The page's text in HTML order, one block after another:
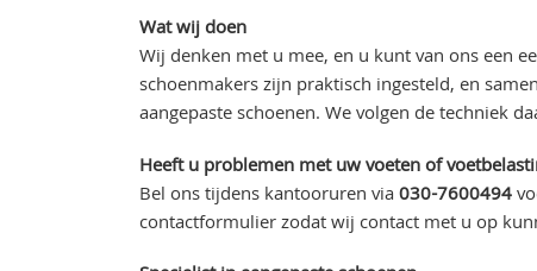
Wat wij doen
Wij denken met u mee, en u kunt van ons een
schoenmakers zijn praktisch ingesteld, en
aangepaste schoenen. We volgen de techniek
Heeft u problemen met uw voeten of
Bel ons tijdens kantooruren via030-7600494
contactformulier zodat wij contact met u op